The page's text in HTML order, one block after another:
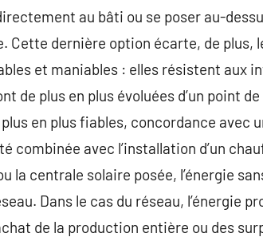
au bâti ou se poser au-
Cette dernière option écarte, de plus,
et maniables : elles résistent aux
de plus en plus évoluées d’un point
en plus fiables, concordance avec
avec l’installation d’un
la centrale solaire posée, l’énergie
Dans le cas du réseau, l’énergie
de la production entière ou des